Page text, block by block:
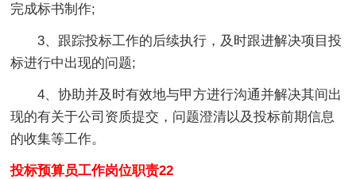
完成标书制作;
3、跟踪投标工作的后续执行，及时跟进解决项目投
标进行中出现的问题;
4、协助并及时有效地与甲方进行沟通并解决其间出
现的有关于公司资质提交，问题澄清以及投标前期信息
的收集等工作。
投标预算员工作岗位职责22